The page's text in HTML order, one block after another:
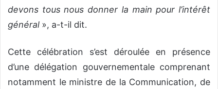
devons tous nous donner la main pour l’intérêt
général», a-t-il dit.
Cette célébration s’est déroulée en présence
d’une délégation gouvernementale comprenant
notamment le ministre de la Communication, de